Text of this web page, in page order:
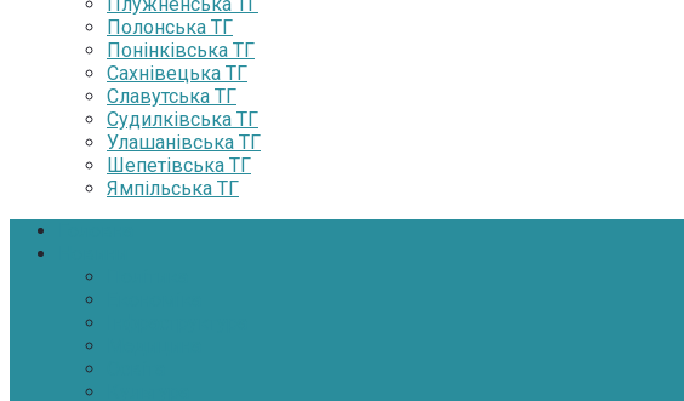
Полонська ТГ
Понінківська ТГ
Сахнівецька ТГ
Славутська ТГ
Судилківська ТГ
Улашанівська ТГ
Шепетівська ТГ
Ямпільська ТГ